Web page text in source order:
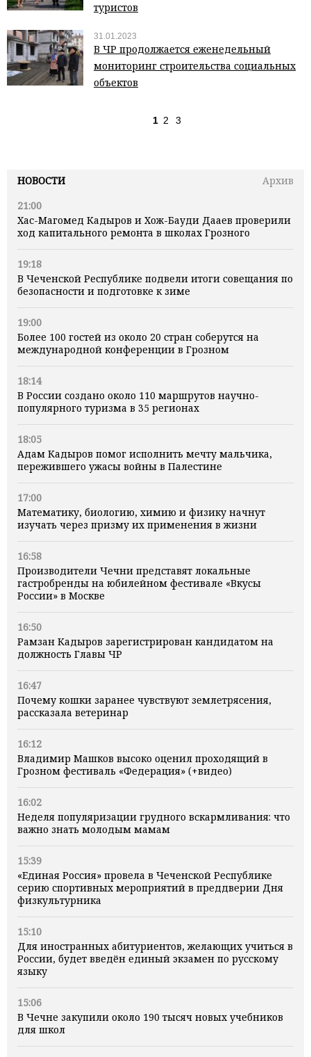
НОВОСТИ
Архив
21:00
Хас-Магомед Кадыров и Хож-Бауди Дааев проверили
ход капитального ремонта в школах Грозного
19:18
В Чеченской Республике подвели итоги совещания по
безопасности и подготовке к зиме
19:00
Более 100 гостей из около 20 стран соберутся на
международной конференции в Грозном
18:14
В России создано около 110 маршрутов научно-
популярного туризма в 35 регионах
18:05
Адам Кадыров помог исполнить мечту мальчика,
пережившего ужасы войны в Палестине
17:00
Математику, биологию, химию и физику начнут
изучать через призму их применения в жизни
16:58
Производители Чечни представят локальные
гастробренды на юбилейном фестивале «Вкусы
России» в Москве
16:50
Рамзан Кадыров зарегистрирован кандидатом на
должность Главы ЧР
16:47
Почему кошки заранее чувствуют землетрясения,
рассказала ветеринар
16:12
Владимир Машков высоко оценил проходящий в
Грозном фестиваль «Федерация» (+видео)
16:02
Неделя популяризации грудного вскармливания: что
важно знать молодым мамам
15:39
«Единая Россия» провела в Чеченской Республике
серию спортивных мероприятий в преддверии Дня
физкультурника
15:10
Для иностранных абитуриентов, желающих учиться в
России, будет введён единый экзамен по русскому
языку
15:06
В Чечне закупили около 190 тысяч новых учебников
для школ
туристов
31.01.2023
В ЧР продолжается еженедельный
мониторинг строительства социальных
объектов
1 2 3